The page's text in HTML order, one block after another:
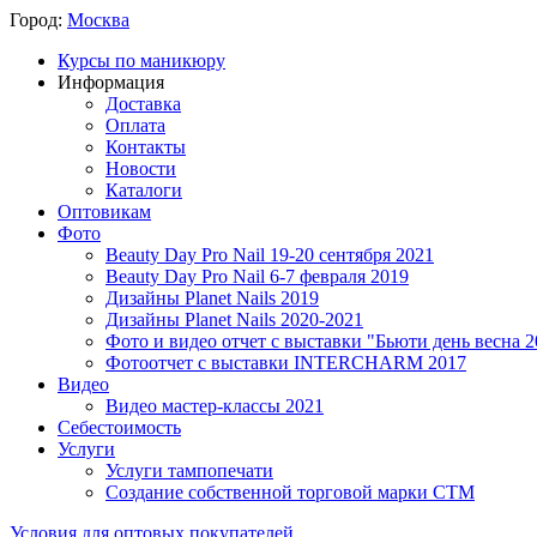
Город: Москва
Курсы по маникюру
Информация
Доставка
Оплата
Контакты
Новости
Каталоги
Оптовикам
Фото
Beauty Day Pro Nail 19-20 сентября 2021
Beauty Day Pro Nail 6-7 февраля 2019
Дизайны Planet Nails 2019
Дизайны Planet Nails 2020-2021
Фото и видео отчет с выставки "Бьюти день весна
Фотоотчет с выставки INTERCHARM 2017
Видео
Видео мастер-классы 2021
Себестоимость
Услуги
Услуги тампопечати
Создание собственной торговой марки СТМ
Условия для оптовых покупателей